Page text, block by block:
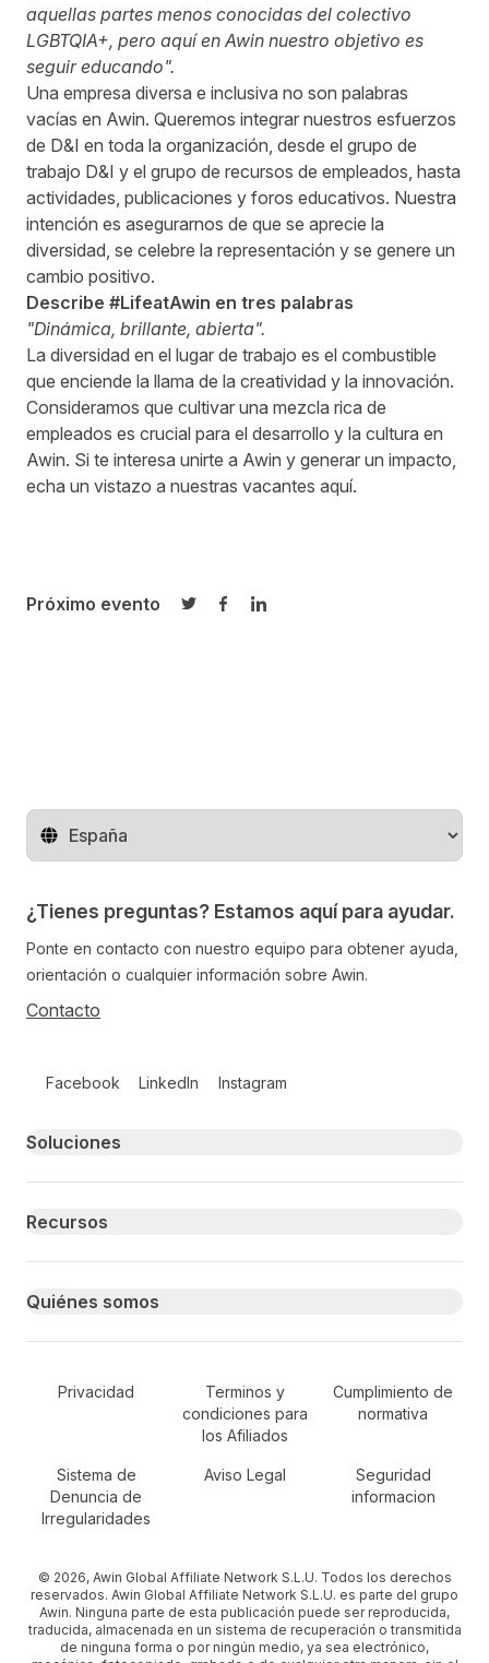
aquellas partes menos conocidas del colectivo
LGBTQIA+, pero aquí en Awin nuestro objetivo es
seguir educando".
Una empresa diversa e inclusiva no son palabras
vacías en Awin. Queremos integrar nuestros esfuerzos
de D&I en toda la organización, desde el grupo de
trabajo D&I y el grupo de recursos de empleados, hasta
actividades, publicaciones y foros educativos. Nuestra
intención es asegurarnos de que se aprecie la
diversidad, se celebre la representación y se genere un
cambio positivo.
Describe #LifeatAwin en tres palabras
"Dinámica, brillante, abierta".
La diversidad en el lugar de trabajo es el combustible
que enciende la llama de la creatividad y la innovación.
Consideramos que cultivar una mezcla rica de
empleados es crucial para el desarrollo y la cultura en
Awin. Si te interesa unirte a Awin y generar un impacto,
echa un vistazo a nuestras vacantes aquí.
Próximo evento
Compartir en Twitter
Compartir en Facebook
Compartir en LinkedIn
Cambiar de región
¿Tienes preguntas? Estamos aquí para ayudar.
Ponte en contacto con nuestro equipo para obtener ayuda,
orientación o cualquier información sobre Awin.
Contacto
Facebook LinkedIn Instagram
Primary footer navigation
Soluciones
Recursos
Quiénes somos
Secondary Footer Navigation
Privacidad
Terminos y
condiciones para
los Afiliados
Cumplimiento de
normativa
Sistema de
Denuncia de
Irregularidades
Aviso Legal
Seguridad
informacion
© 2026, Awin Global Affiliate Network S.L.U. Todos los derechos
reservados. Awin Global Affiliate Network S.L.U. es parte del grupo
Awin. Ninguna parte de esta publicación puede ser reproducida,
traducida, almacenada en un sistema de recuperación o transmitida
de ninguna forma o por ningún medio, ya sea electrónico,